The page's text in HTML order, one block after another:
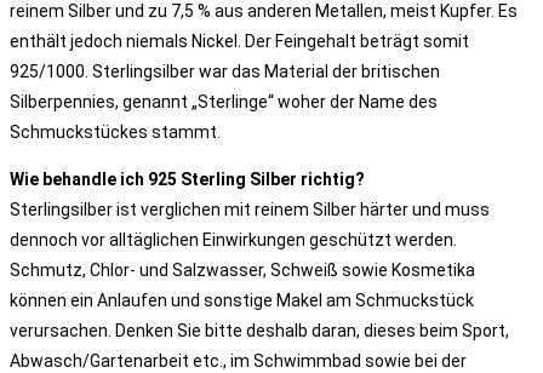
reinem Silber und zu 7,5 % aus anderen Metallen, meist Kupfer. Es
enthält jedoch niemals Nickel. Der Feingehalt beträgt somit
925/1000. Sterlingsilber war das Material der britischen
Silberpennies, genannt „Sterlinge“ woher der Name des
Schmuckstückes stammt.
Wie behandle ich 925 Sterling Silber richtig?
Sterlingsilber ist verglichen mit reinem Silber härter und muss
dennoch vor alltäglichen Einwirkungen geschützt werden.
Schmutz, Chlor- und Salzwasser, Schweiß sowie Kosmetika
können ein Anlaufen und sonstige Makel am Schmuckstück
verursachen. Denken Sie bitte deshalb daran, dieses beim Sport,
Abwasch/Gartenarbeit etc., im Schwimmbad sowie bei der